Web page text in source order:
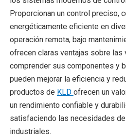
Proporcionan un control preciso,
energéticamente eficiente en
operación remota, bajo
ofrecen claras ventajas sobre las
comprender sus componentes y
pueden mejorar la eficiencia y
productos de KLD ofrecen un
un rendimiento confiable y
satisfaciendo las necesidades
industriales.